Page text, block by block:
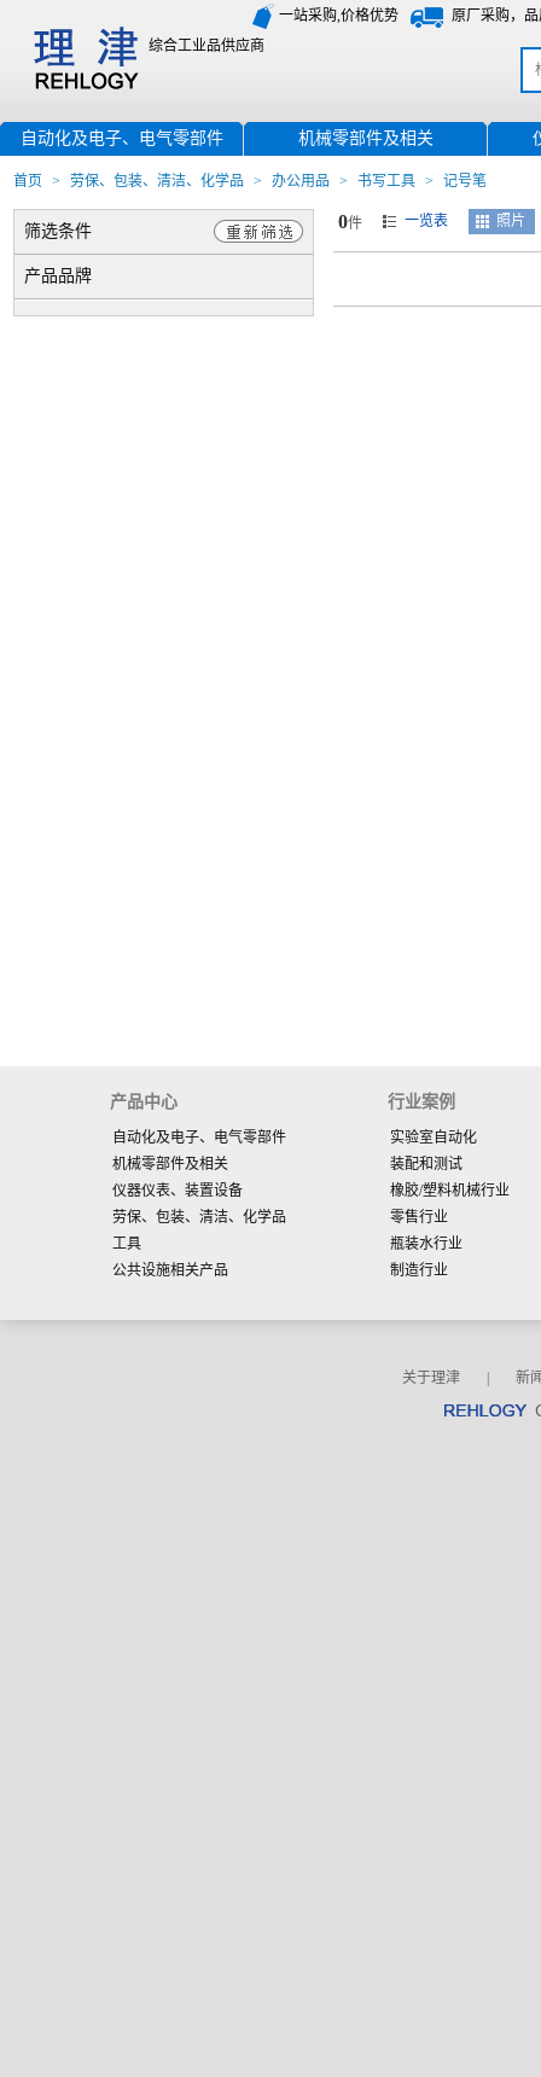
一站采购,价格优势
原厂采购，
综合工业品供应商
自动化及电子、电气零部件 机械零部件及相关
首页 > 劳保、包装、清洁、化学品 > 办公用品 > 书写工具 > 记号笔
筛选条件
产品品牌
0件 一览表 照片
产品中心
自动化及电子、电气零部件
机械零部件及相关
仪器仪表、装置设备
劳保、包装、清洁、化学品
工具
公共设施相关产品
行业案例
实验室自动化
装配和测试
橡胶/塑料机械行业
零售行业
瓶装水行业
制造行业
关于理津 新